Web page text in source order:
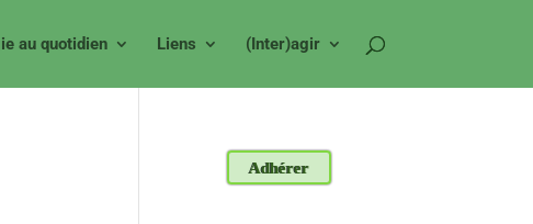
au quotidien Liens (Inter)agir
Adhérer